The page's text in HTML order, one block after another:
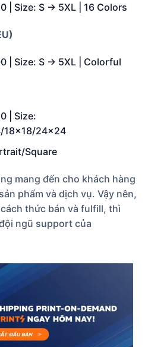
| Size: S -> 5XL | 16 Colors
| Size: S -> 5XL | Colorful
| Size:
18×18/24×24
Square
mang đến cho khách hàng
phẩm và dịch vụ. Vậy nên,
thức bán và fulfill, thì
ngũ support của